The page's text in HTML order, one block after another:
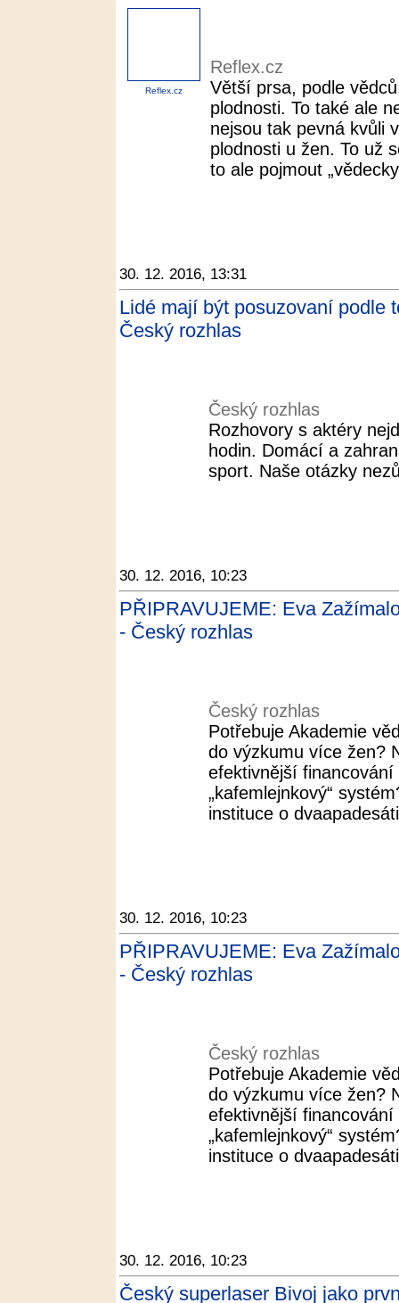
Reflex.cz
Reflex.cz
Větší prsa, podle
plodnosti. To také ale
nejsou tak pevná kvůli
plodnosti u žen. To už
to ale pojmout
30. 12. 2016, 13:31
Lidé mají být posuzovaní podle
Český rozhlas
Český rozhlas
Rozhovory s aktéry
hodin. Domácí a
sport. Naše otázky
30. 12. 2016, 10:23
PŘIPRAVUJEME: Eva
- Český rozhlas
Český rozhlas
Potřebuje Akademie
do výzkumu více žen?
efektivnější
„kafemlejnkový“
instituce o
30. 12. 2016, 10:23
PŘIPRAVUJEME: Eva
- Český rozhlas
Český rozhlas
Potřebuje Akademie
do výzkumu více žen?
efektivnější
„kafemlejnkový“
instituce o
30. 12. 2016, 10:23
Český superlaser Bivoj jako